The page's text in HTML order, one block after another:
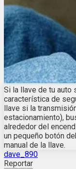
Si la llave de tu auto
característica de
llave si la
estacionamiento),
alrededor del
un pequeño botón
manual de la llave.
dave_890
Reportar